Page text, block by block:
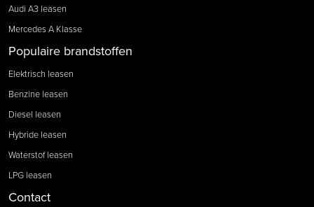
Audi A3 leasen
Mercedes A Klasse
Populaire brandstoffen
Elektrisch leasen
Benzine leasen
Diesel leasen
Hybride leasen
Waterstof leasen
LPG leasen
Contact